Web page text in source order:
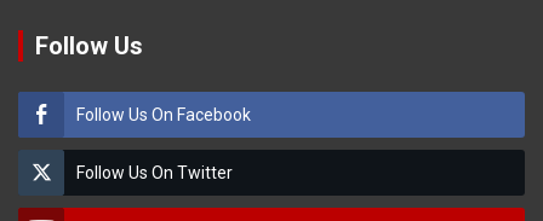
Follow Us
Follow Us On Facebook
Follow Us On Twitter